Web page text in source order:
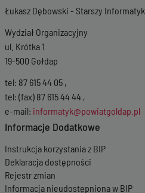
Łukasz Dębowski - Starszy Informatyk
Wydział Organizacyjny
ul. Krótka 1
19-500 Gołdap
tel: 87 615 44 05 ,
tel: (fax) 87 615 44 44 ,
e-mail: informatyk@powiatgoldap.pl
Informacje Dodatkowe
Instrukcja korzystania z BIP
Deklaracja dostępności
Rejestr zmian
Informacja nieudostępniona w BIP